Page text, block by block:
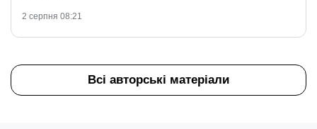
2 серпня 08:21
Всі авторські матеріали